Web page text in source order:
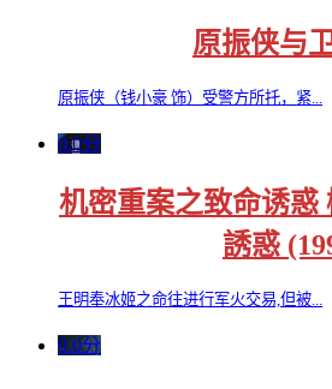
原振侠与
原振侠（钱小豪 饰）受警方所托，紧...
0.0分
机密重案之致命诱惑
誘惑
王明奉冰姬之命往进行军火交易,但被...
0.0分